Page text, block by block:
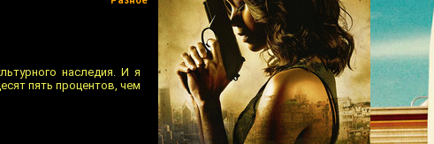
наследия. И я
пять процентов, чем